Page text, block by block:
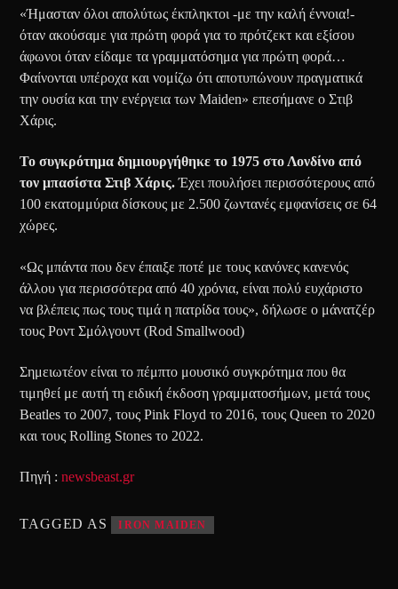
«Ήμασταν όλοι απολύτως έκπληκτοι -με την καλή έννοια!-
όταν ακούσαμε για πρώτη φορά για το πρότζεκτ και εξίσου
άφωνοι όταν είδαμε τα γραμματόσημα για πρώτη φορά…
Φαίνονται υπέροχα και νομίζω ότι αποτυπώνουν πραγματικά
την ουσία και την ενέργεια των Maiden» επεσήμανε ο Στιβ
Χάρις.
Το συγκρότημα δημιουργήθηκε το 1975 στο Λονδίνο από
τον μπασίστα Στιβ Χάρις.Έχει πουλήσει περισσότερους από
100 εκατομμύρια δίσκους με 2.500 ζωντανές εμφανίσεις σε 64
χώρες.
«Ως μπάντα που δεν έπαιξε ποτέ με τους κανόνες κανενός
άλλου για περισσότερα από 40 χρόνια, είναι πολύ ευχάριστο
να βλέπεις πως τους τιμά η πατρίδα τους», δήλωσε ο μάνατζέρ
τους Ροντ Σμόλγουντ (Rod Smallwood)
Σημειωτέον είναι το πέμπτο μουσικό συγκρότημα που θα
τιμηθεί με αυτή τη ειδική έκδοση γραμματοσήμων, μετά τους
Beatles το 2007, τους Pink Floyd το 2016, τους Queen το 2020
και τους Rolling Stones το 2022.
Πηγή :newsbeast.gr
TAGGED AS IRON MAIDEN